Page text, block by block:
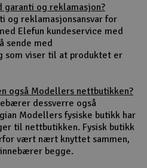
garanti og reklamasjon?
og reklamasjonsansvar for
Elefun kundeservice med
sende med
som viser til at produktet er
også Modellers nettbutikken?
dessverre også
Modellers fysiske butikk har
til nettbutikken. Fysisk butikk
vært nært knyttet sammen,
begge.